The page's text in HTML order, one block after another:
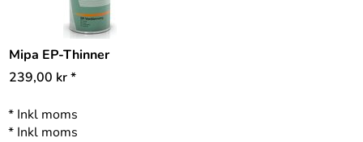
Mipa EP-Thinner
239,00 kr*
* Inkl moms
* Inkl moms